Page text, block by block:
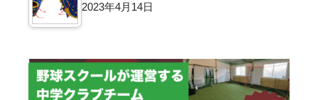
2023年4月14日